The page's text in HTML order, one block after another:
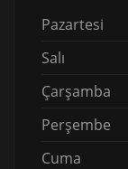
Pazartesi
Salı
Çarşamba
Perşembe
Cuma